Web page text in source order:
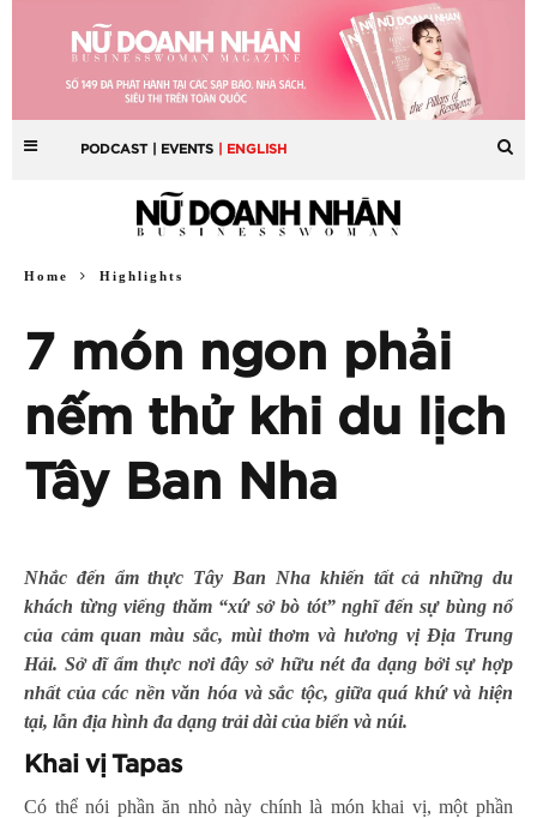
PODCAST | EVENTS | ENGLISH
Home Highlights
7 món ngon phải
nếm thử khi du lịch
Tây Ban Nha
Nhắc đến ẩm thực Tây Ban Nha khiến tất cả những du
khách từng viếng thăm “xứ sở bò tót” nghĩ đến sự bùng nổ
của cảm quan màu sắc, mùi thơm và hương vị Địa Trung
Hải. Sở dĩ ẩm thực nơi đây sở hữu nét đa dạng bởi sự hợp
nhất của các nền văn hóa và sắc tộc, giữa quá khứ và hiện
tại, lẫn địa hình đa dạng trải dài của biển và núi.
Khai vị Tapas
Có thể nói phần ăn nhỏ này chính là món khai vị, một phần